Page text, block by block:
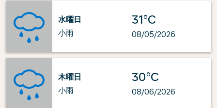
水曜日
小雨
31°C
08/05/2026
木曜日
小雨
30°C
08/06/2026